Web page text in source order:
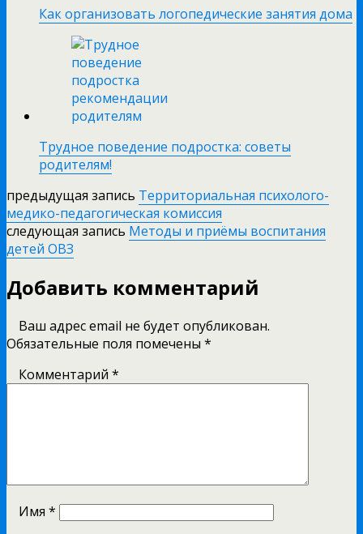
Как организовать логопедические занятия дома
Трудное поведение подростка: советы
родителям!
предыдущая запись Территориальная психолого-
медико-педагогическая комиссия
следующая запись Методы и приёмы воспитания
детей ОВЗ
Добавить комментарий
Ваш адрес email не будет опубликован.
Обязательные поля помечены *
Комментарий *
Имя *